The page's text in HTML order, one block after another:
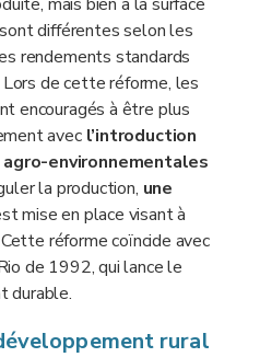
différentes selon les
rendements standards
de cette réforme, les
encouragés à être plus
avec l’introduction
environnementales
la production, une
mise en place visant à
réforme coïncide avec
de 1992, qui lance le
durable.
rural